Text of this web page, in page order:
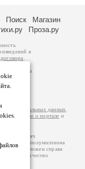
Поиск
Магазин
Проза.ру
в
авторам
возможна
за
на
персональных данных
информацию о портале и
100 тысяч
более полумиллиона
расположен справа
цифры: количество